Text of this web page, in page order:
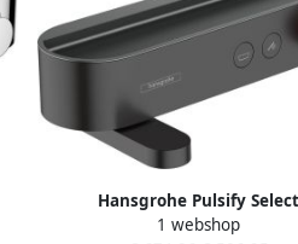
Hansgrohe Pulsify Select
badthermotaat met
1 webshop